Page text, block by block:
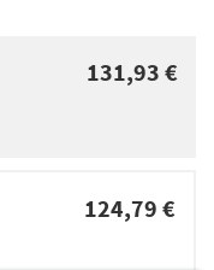
131,93 €
124,79 €